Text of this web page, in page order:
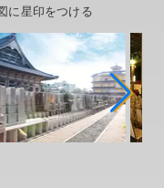
に星印をつける